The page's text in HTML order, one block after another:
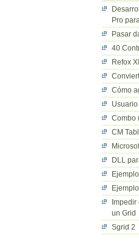
Pro
Pasar
40
Refox
Cómo
Combo
CM
DLL
Impedir
un Grid
Sgrid 2